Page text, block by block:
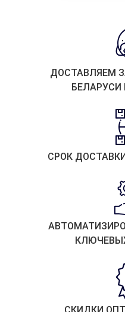
ДОСТАВЛЯЕМ
БЕЛАРУСИ
СРОК